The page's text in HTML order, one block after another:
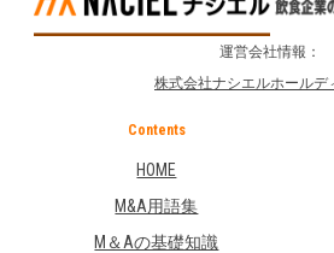
運営会社情報：
株式会社ナシエルホールデ
Contents
HOME
M&A用語集
M＆Aの基礎知識